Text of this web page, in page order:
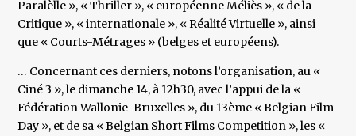
Paralèlle », « Thriller », « européenne Méliès », « de la
Critique », « internationale », « Réalité Virtuelle », ainsi
que « Courts-Métrages » (belges et européens).
… Concernant ces derniers, notons l’organisation, au «
Ciné 3 », le dimanche 14, à 12h30, avec l’appui de la «
Fédération Wallonie-Bruxelles », du 13ème « Belgian Film
Day », et de sa « Belgian Short Films Competition », les «